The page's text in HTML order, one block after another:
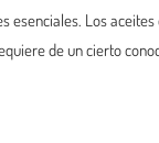
Los
de un cierto